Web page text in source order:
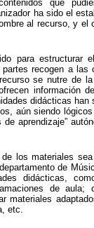
que
ha sido el
al recurso, y el
para estructurar
recogen a
se nutre de
información
didácticas han
aún siendo
aprendizaje”
los materiales
de
didácticas,
de aula;
materiales
etc.